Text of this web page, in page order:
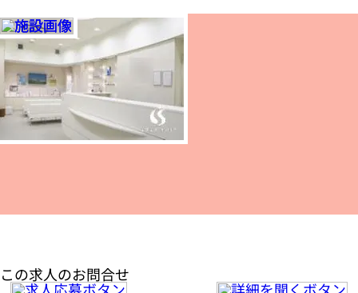
この求人のお問合せ